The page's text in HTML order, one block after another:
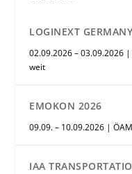
LOGINEXT GERMANY
02.09.2026 – 03.09.2026
weit
EMOKON 2026
09.09. – 10.09.2026 |
IAA